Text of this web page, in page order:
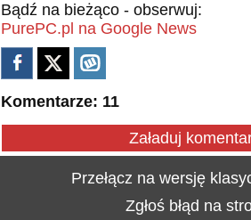
Bądź na bieżąco - obserwuj:
PurePC.pl na Google News
Komentarze: 11
Załaduj
Przełącz na wersję
Zgłoś błąd na